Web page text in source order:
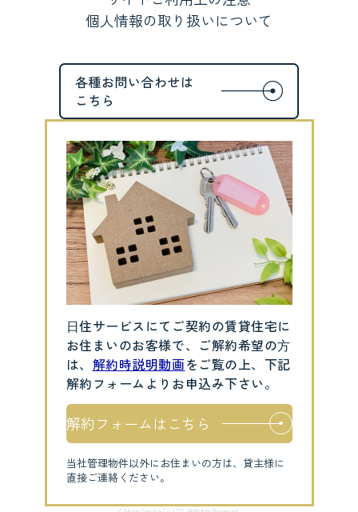
個人情報の取り扱いについて
⽇住サービスにてご契約の賃貸住宅に
お住まいのお客様で、ご解約希望の⽅
は、 解約時説明動画をご覧の上、下記
解約フォームよりお申込み下さい。
解約フォームはこちら
当社管理物件以外にお住まいの方は、貸主様に
直接ご連絡ください。